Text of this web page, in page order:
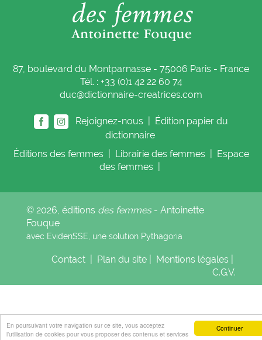
Continuer
En poursuivant votre navigation sur ce site, vous acceptez
l’utilisation de cookies pour vous proposer des contenus et services
87, boulevard du Montparnasse - 75006 Paris - France
Tél. : +33 (0)1 42 22 60 74
duc@dictionnaire-creatrices.com
Rejoignez-nous |
Édition papier du
dictionnaire
Éditions des femmes Librairie des femmes
Espace
des femmes
© 2026, éditions des femmes- Antoinette
Fouque
avec EvidenSSE, une solution Pythagoria
Contact Plan du site Mentions légales
C.G.V.